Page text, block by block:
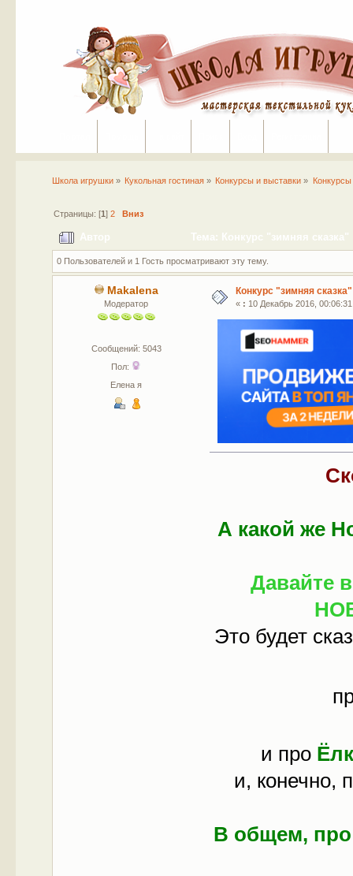
Школа игрушки» Кукольная гостиная » Конкурсы и выставки » Конкурсы
Страницы: [1 ] 2 Вниз
Автор Тема: Конкурс "зимняя
0 Пользователей и 1 Гость просматривают эту тему.
Makalena
Модератор
Сообщений: 5043
Пол:
Елена я
Конкурс "зимняя сказка"
« : 10 Декабрь 2016,
А какой же
Давайте
Это будет
и про
и, конечно,
В общем, про